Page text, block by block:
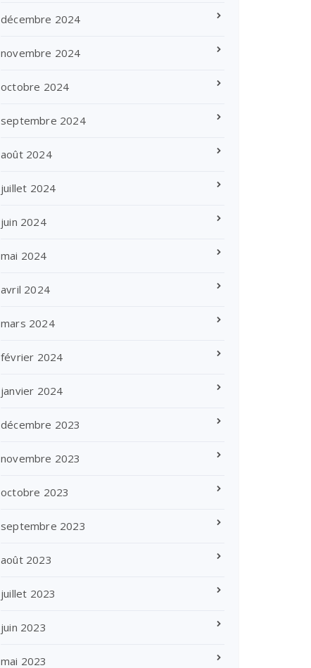
décembre 2024
novembre 2024
octobre 2024
septembre 2024
août 2024
juillet 2024
juin 2024
mai 2024
avril 2024
mars 2024
février 2024
janvier 2024
décembre 2023
novembre 2023
octobre 2023
septembre 2023
août 2023
juillet 2023
juin 2023
mai 2023